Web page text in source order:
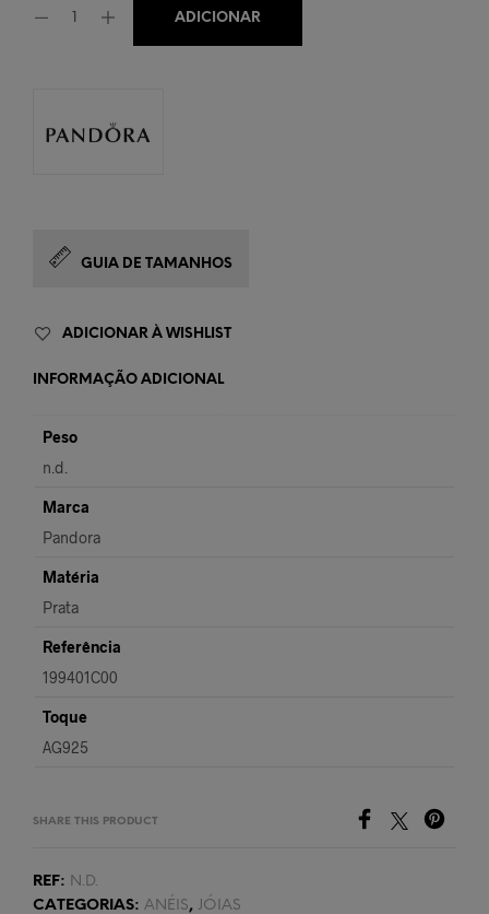
ADICIONAR
GUIA DE TAMANHOS
ADICIONAR À WISHLIST
INFORMAÇÃO ADICIONAL
Peso
n.d.
Marca
Pandora
Matéria
Prata
Referência
199401C00
Toque
AG925
SHARE THIS PRODUCT
REF: N.D.
CATEGORIAS: ANÉIS, JÓIAS